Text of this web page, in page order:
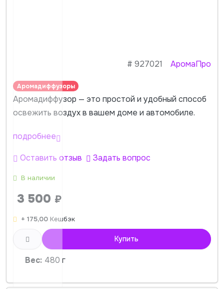
#927021 АромаПро
Аромадиффузоры
Аромадиффузор — это простой и удобный способ
освежить воздух в вашем доме и автомобиле.
подробнее
Оставить отзыв Задать вопрос
В наличии
3 500 ₽
+ 175,00 Кешбэк
Купить
Вес: 480 г